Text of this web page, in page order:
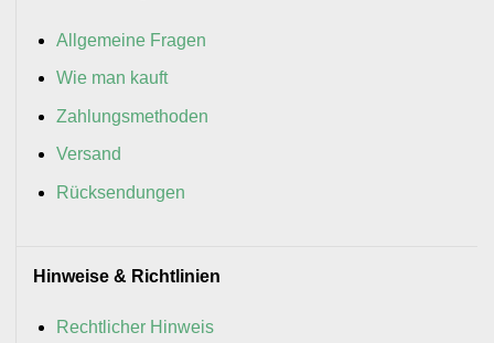
Allgemeine Fragen
Wie man kauft
Zahlungsmethoden
Versand
Rücksendungen
Hinweise & Richtlinien
Rechtlicher Hinweis